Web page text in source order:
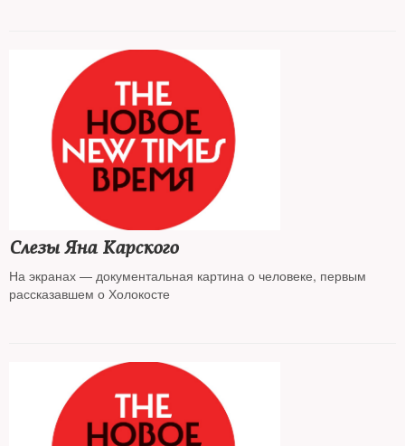
Слезы Яна Карского
На экранах — документальная картина о человеке, первым
рассказавшем о Холокосте